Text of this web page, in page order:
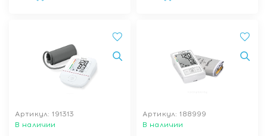
Артикул: 191313
В наличии
Артикул: 188999
В наличии